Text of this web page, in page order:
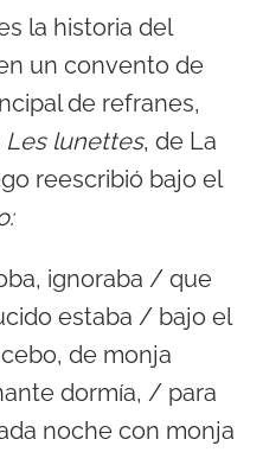
la historia del
un convento de
de refranes,
Les lunettes, de La
reescribió bajo el
ignoraba / que
estaba / bajo el
de monja
dormía, / para
noche con monja